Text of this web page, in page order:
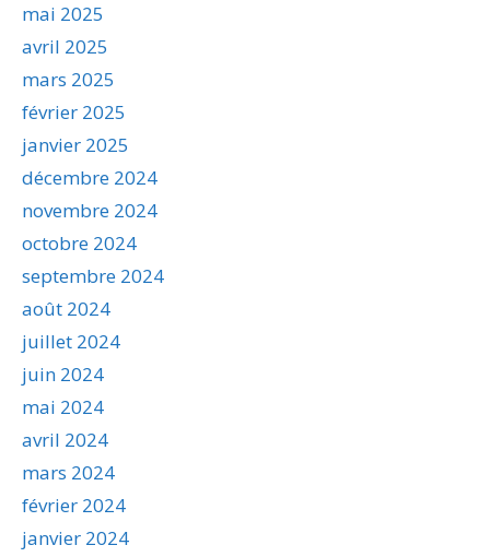
mai 2025
avril 2025
mars 2025
février 2025
janvier 2025
décembre 2024
novembre 2024
octobre 2024
septembre 2024
août 2024
juillet 2024
juin 2024
mai 2024
avril 2024
mars 2024
février 2024
janvier 2024